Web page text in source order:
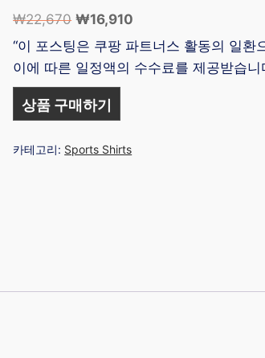
₩22,670 원
래
가
격:
₩22,670.
₩16,910
재
가
격:
“이 포스팅은 쿠팡 파트너스 활동의 일환
이에 따른 일정액의 수수료를 제공받습니
상품 구매하기
카테고리: Sports Shirts